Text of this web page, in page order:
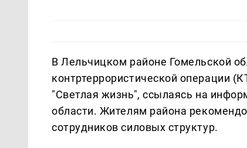
В Лельчицком районе Гомельской
контртеррористической операции
"Светлая жизнь", ссылаясь на
области. Жителям района
сотрудников силовых структур.